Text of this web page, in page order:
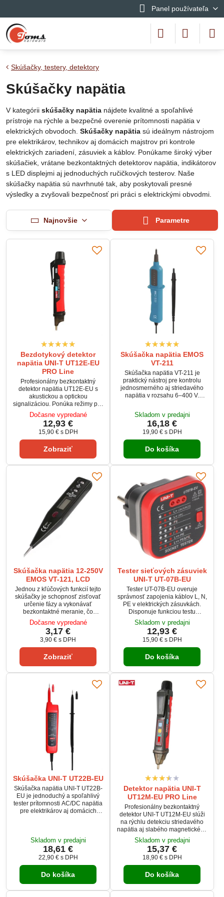
Panel používateľa
Skúšačky, testery, detektory
Skúšačky napätia
V kategórii skúšačky napätia nájdete kvalitné a spoľahlivé
prístroje na rýchle a bezpečné overenie prítomnosti napätia v
elektrických obvodoch. Skúšačky napätia sú ideálnym nástrojom
pre elektrikárov, technikov aj domácich majstrov pri kontrole
elektrických zariadení, zásuviek a káblov. Ponúkame široký výber
skúšačiek, vrátane bezkontaktných detektorov napätia, indikátorov
s LED displejmi aj jednoduchých ručičkových testerov. Naše
skúšačky napätia sú navrhnuté tak, aby poskytovali presné
výsledky a zvyšovali bezpečnosť pri práci s elektrickými obvodmi.
Najnovšie Parametre
Bezdotykový detektor
napätia UNI-T UT12E-EU
PRO Line
Profesionálny bezkontaktný
detektor napätia UT12E-EU s
akustickou a optickou
signalizáciou. Ponúka režimy pre
nízke (24–1000V AC) a vysoké
(90–1000V AC) napätie.
Disponuje svietidlom, vibráciami
a automatickým vypnutím.
Odolnosť IP67 a pádu z 2m
zaručujú spoľahlivosť aj v
náročných podmienkach. Ideálny
nástroj pre elektrikárov.
Dočasne vypredané
12,93 €
15,90 € s DPH
Zobraziť
Skúšačka napätia EMOS
VT-211
Skúšačka napätia VT-211 je
praktický nástroj pre kontrolu
jednosmerného aj striedavého
napätia v rozsahu 6–400 V.
čomu je ideálna pre domáce aj
profesionálne použitie.
Skladom v predajni
16,18 €
19,90 € s DPH
Do košíka
Skúšačka napätia 12-250V
EMOS VT-121, LCD
Jednou z kľúčových funkcií tejto
skúšačky je schopnosť zisťovať
určenie fázy a vykonávať
bezkontaktné meranie, čo
zaisťuje vyššiu bezpečnosť a
pohodlie pri práci. Napájanie zo
zdroja napätia eliminuje potrebu
častej výmeny batérií, čo
zaručuje nepretržitú prevádzku.
Dočasne vypredané
3,17 €
3,90 € s DPH
Zobraziť
Tester sieťových zásuviek
UNI-T UT-07B-EU
Tester UT-07B-EU overuje
správnosť zapojenia káblov L, N,
PE v elektrických zásuvkách.
Disponuje funkciou testu
prúdových chráničov RCD.
Robustný plastový kryt zaručuje
dlhú životnosť a spoľahlivosť.
Test RCD je možné vykonať iba
pri správnom zapojení fázy.
Skladom v predajni
12,93 €
15,90 € s DPH
Do košíka
Skúšačka UNI-T UT22B-EU
Skúšačka napätia UNI-T UT22B-
EU je jednoduchý a spoľahlivý
tester prítomnosti AC/DC napätia
pre elektrikárov aj domácich
Odolné vyhotovenie IP54 a pád z
2 m dávajú istotu v teréne. LED
indikácia jasne ukáže úroveň
Skladom v predajni
18,61 €
22,90 € s DPH
Do košíka
Detektor napätia UNI-T
UT12M-EU PRO Line
Profesionálny bezkontaktný
detektor UNI-T UT12M-EU slúži
na rýchlu detekciu striedavého
napätia aj slabého magnetického
poľa. Ponúka akusticko-optickú
signalizáciu, zabudované
svietidlo a automatické vypnutie.
Vďaka krytiu IP67 a odolnosti
pádu z 2 m je vhodný aj pre
náročných elektrikárov.
Podporuje dva rozsahy detekcie
napätia: 24–1000 V AC a 90–
Skladom v predajni
15,37 €
18,90 € s DPH
Do košíka